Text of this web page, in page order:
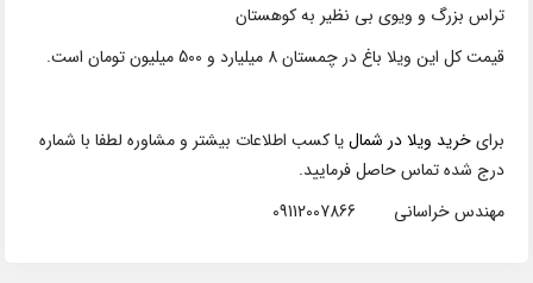
تراس بزرگ و ویوی بی نظیر به کوهستان
قیمت کل این ویلا باغ در چمستان 8 میلیارد و 500 میلیون تومان است.
برایخرید ویلا در شمالیا کسب اطلاعات بیشتر و مشاوره لطفا با شماره
درج شده تماس حاصل فرمایید.
مهندس خراسانی 09112007866